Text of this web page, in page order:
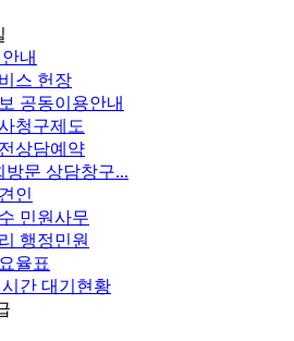
내
스 헌장
공동이용안내
청구제도
상담예약
방문 상담창구...
인
민원사무
행정민원
율표
간 대기현황